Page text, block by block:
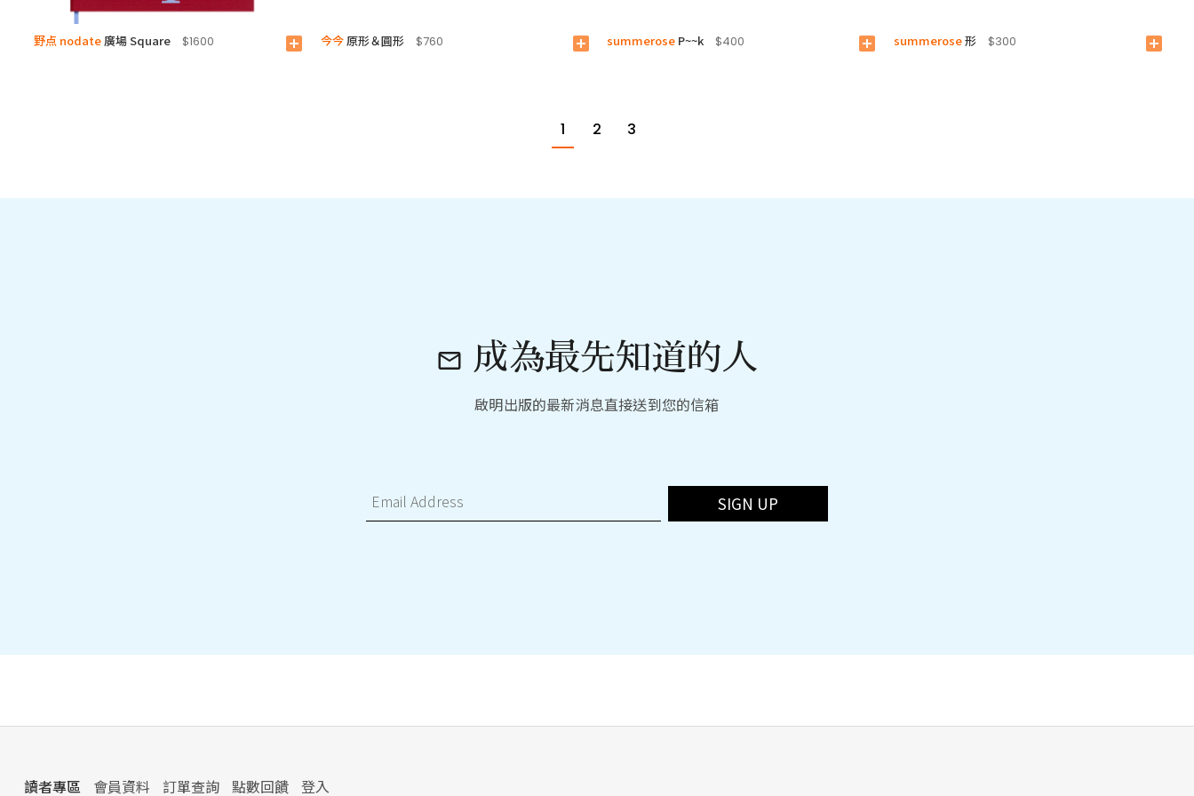
野点 nodate廣場 Square $1600 add_box 今今原形＆圓形 $760 add_box summerose P~~k $400 add_box summerose形 $300 add_box
1 2 3
 成為最先知道的人
啟明出版的最新消息直接送到您的信箱
SIGN UP
讀者專區 會員資料 訂單查詢 點數回饋 登入